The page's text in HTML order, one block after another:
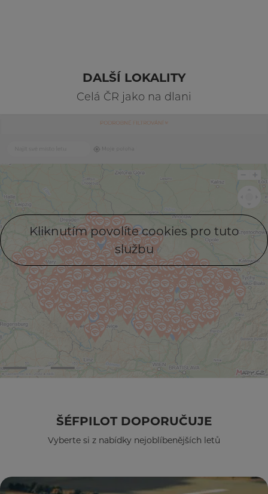
DALŠÍ LOKALITY
Celá ČR jako na dlani
Kliknutím povolíte cookies pro tuto
službu
ŠÉFPILOT DOPORUČUJE
Vyberte si z nabídky nejoblíbenějších letů